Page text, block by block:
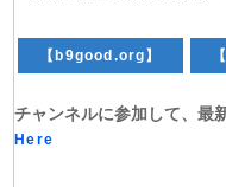
【b9good.org】
チャンネルに参加して、最
Here